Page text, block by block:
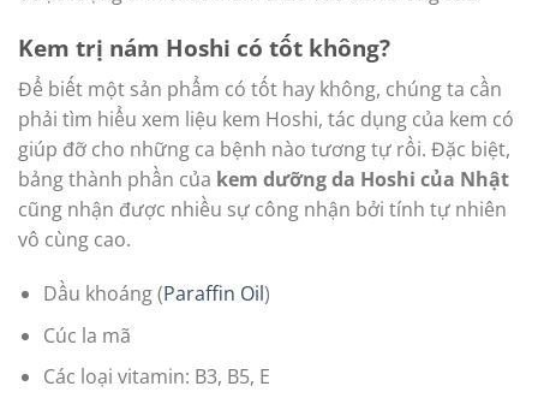
Kem trị nám Hoshi có tốt không?
Để biết một sản phẩm có tốt hay không, chúng ta cần
phải tìm hiểu xem liệu kem Hoshi, tác dụng của kem có
giúp đỡ cho những ca bệnh nào tương tự rồi. Đặc biệt,
bảng thành phần của kem dưỡng da Hoshi của Nhật
cũng nhận được nhiều sự công nhận bởi tính tự nhiên
vô cùng cao.
Dầu khoáng (Paraffin Oil)
Cúc la mã
Các loại vitamin: B3, B5, E